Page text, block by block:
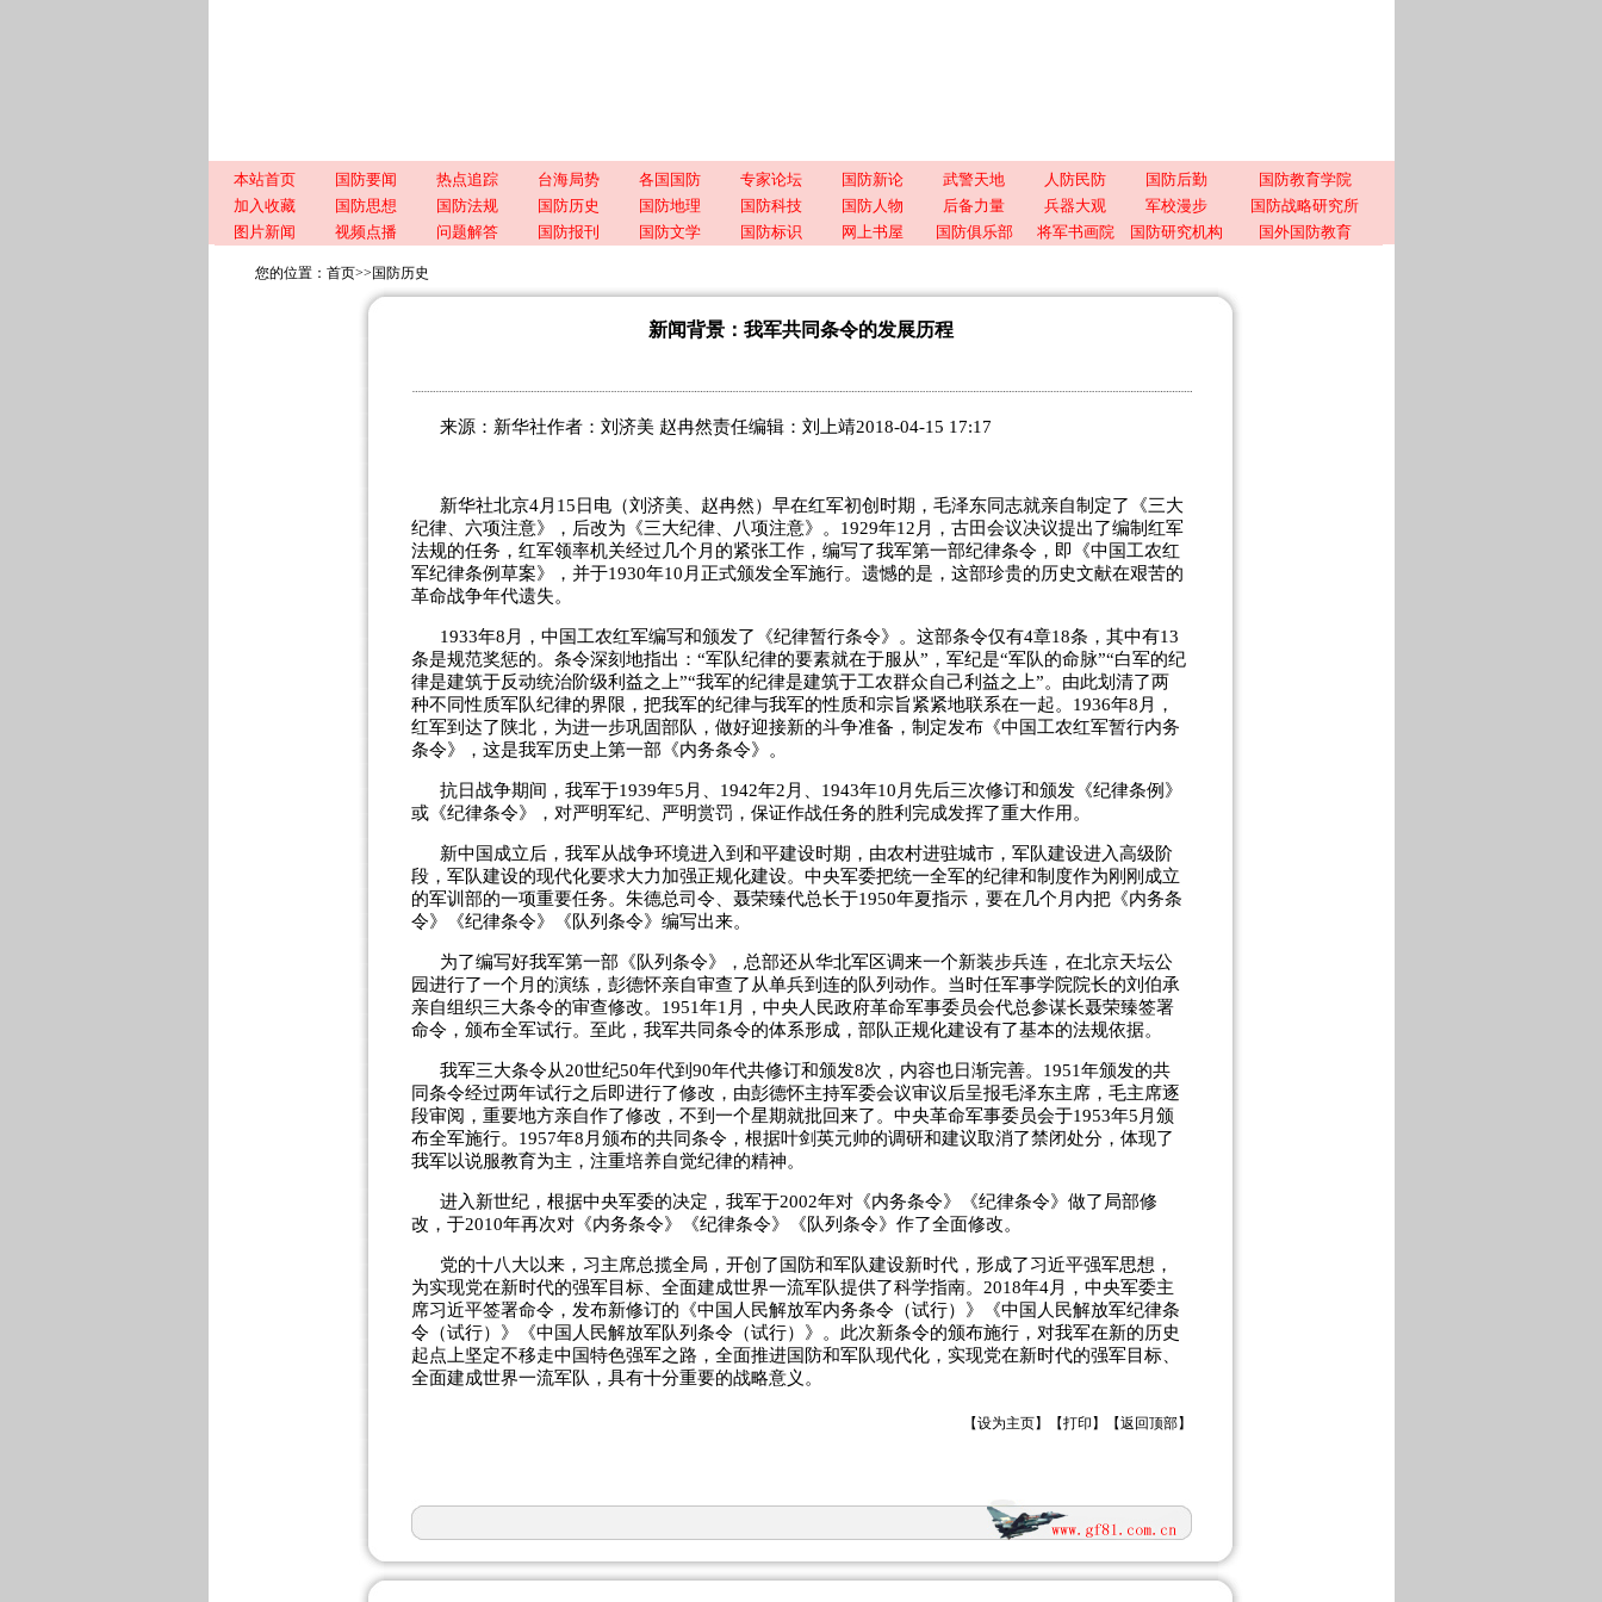
本站首页 国防要闻 热点追踪 台海局势 各国国防 专家论坛 国防新论 武警天地 人防民防 国防后勤
国防教育学院
加入收藏
国防思想 国防法规 国防历史 国防地理 国防科技 国防人物 后备力量 兵器大观 军校漫步
国防战略研究所
图片新闻
视频点播 问题解答 国防报刊 国防文学 国防标识 网上书屋 国防俱乐部 将军书画院 国防研究机构 国外国防教育
您的位置： 首页>> 国防历史
新闻背景：我军共同条令的发展历程
来源：新华社作者：刘济美 赵冉然责任编辑：刘上靖2018-04-15 17:17
新华社北京4月15日电（刘济美、赵冉然）早在红军初创时期，毛泽东同志就亲自制定了《三大
纪律、六项注意》，后改为《三大纪律、八项注意》。1929年12月，古田会议决议提出了编制红军
法规的任务，红军领率机关经过几个月的紧张工作，编写了我军第一部纪律条令，即《中国工农红
军纪律条例草案》，并于1930年10月正式颁发全军施行。遗憾的是，这部珍贵的历史文献在艰苦的
革命战争年代遗失。
1933年8月，中国工农红军编写和颁发了《纪律暂行条令》。这部条令仅有4章18条，其中有13
条是规范奖惩的。条令深刻地指出：“军队纪律的要素就在于服从”，军纪是“军队的命脉”“白军的纪
律是建筑于反动统治阶级利益之上”“我军的纪律是建筑于工农群众自己利益之上”。由此划清了两
种不同性质军队纪律的界限，把我军的纪律与我军的性质和宗旨紧紧地联系在一起。1936年8月，
红军到达了陕北，为进一步巩固部队，做好迎接新的斗争准备，制定发布《中国工农红军暂行内务
条令》，这是我军历史上第一部《内务条令》。
抗日战争期间，我军于1939年5月、1942年2月、1943年10月先后三次修订和颁发《纪律条例》
或《纪律条令》，对严明军纪、严明赏罚，保证作战任务的胜利完成发挥了重大作用。
新中国成立后，我军从战争环境进入到和平建设时期，由农村进驻城市，军队建设进入高级阶
段，军队建设的现代化要求大力加强正规化建设。中央军委把统一全军的纪律和制度作为刚刚成立
的军训部的一项重要任务。朱德总司令、聂荣臻代总长于1950年夏指示，要在几个月内把《内务条
令》《纪律条令》《队列条令》编写出来。
为了编写好我军第一部《队列条令》，总部还从华北军区调来一个新装步兵连，在北京天坛公
园进行了一个月的演练，彭德怀亲自审查了从单兵到连的队列动作。当时任军事学院院长的刘伯承
亲自组织三大条令的审查修改。1951年1月，中央人民政府革命军事委员会代总参谋长聂荣臻签署
命令，颁布全军试行。至此，我军共同条令的体系形成，部队正规化建设有了基本的法规依据。
我军三大条令从20世纪50年代到90年代共修订和颁发8次，内容也日渐完善。1951年颁发的共
同条令经过两年试行之后即进行了修改，由彭德怀主持军委会议审议后呈报毛泽东主席，毛主席逐
段审阅，重要地方亲自作了修改，不到一个星期就批回来了。中央革命军事委员会于1953年5月颁
布全军施行。1957年8月颁布的共同条令，根据叶剑英元帅的调研和建议取消了禁闭处分，体现了
我军以说服教育为主，注重培养自觉纪律的精神。
进入新世纪，根据中央军委的决定，我军于2002年对《内务条令》《纪律条令》做了局部修
改，于2010年再次对《内务条令》《纪律条令》《队列条令》作了全面修改。
党的十八大以来，习主席总揽全局，开创了国防和军队建设新时代，形成了习近平强军思想，
为实现党在新时代的强军目标、全面建成世界一流军队提供了科学指南。2018年4月，中央军委主
席习近平签署命令，发布新修订的《中国人民解放军内务条令（试行）》《中国人民解放军纪律条
令（试行）》《中国人民解放军队列条令（试行）》。此次新条令的颁布施行，对我军在新的历史
起点上坚定不移走中国特色强军之路，全面推进国防和军队现代化，实现党在新时代的强军目标、
全面建成世界一流军队，具有十分重要的战略意义。
【设为主页】【打印 】【返回顶部】